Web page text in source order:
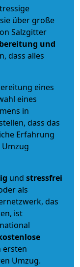
über große
Salzgitter
und
dass alles
eines
eines
in
dass das
Erfahrung
und stressfrei
als
das
ist
ersten
Umzug.